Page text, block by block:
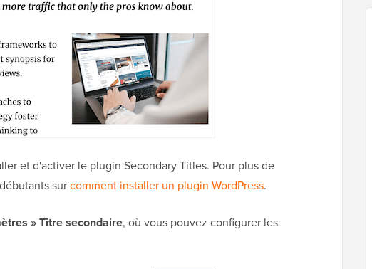
et d'activer le plugin Secondary Titles. Pour plus de
surcomment installer un plugin WordPress.
» Titre secondaire, où vous pouvez configurer les